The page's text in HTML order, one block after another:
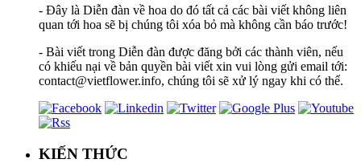
- Đây là Diễn đàn về hoa do đó tất cả các bài viết không liên
quan tới hoa sẽ bị chúng tôi xóa bỏ mà không cần báo trước!
- Bài viết trong Diễn đàn được đăng bởi các thành viên, nếu
có khiếu nại về bản quyền bài viết xin vui lòng gửi email tới:
contact@vietflower.info, chúng tôi sẽ xử lý ngay khi có thể.
KIẾN THỨC